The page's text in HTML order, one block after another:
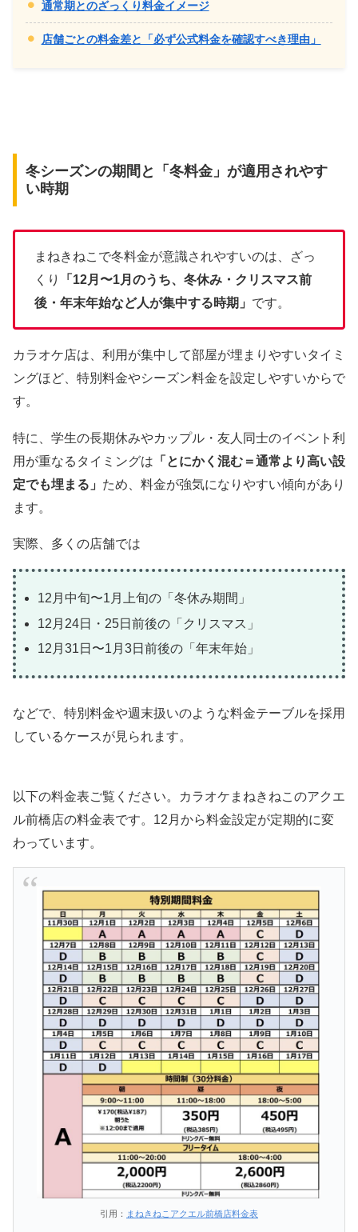
通常期とのざっくり料金イメージ
店舗ごとの料金差と「必ず公式料金を確認すべき理由」
冬シーズンの期間と「冬料金」が適用されやす
い時期
まねきねこで冬料金が意識されやすいのは、ざっ
くり
「12月〜1月のうち、冬休み・クリスマス前
後・年末年始など人が集中する時期」 です。
カラオケ店は、利用が集中して部屋が埋まりやすいタイミ
ングほど、特別料金やシーズン料金を設定しやすいからで
す。
特に、学生の長期休みやカップル・友人同士のイベント利
用が重なるタイミングは 「とにかく混む＝通常より高い設
定でも埋まる」 ため、料金が強気になりやすい傾向があり
ます。
実際、多くの店舗では
12月中旬〜1月上旬の「冬休み期間」
12月24日・25日前後の「クリスマス」
12月31日〜1月3日前後の「年末年始」
などで、特別料金や週末扱いのような料金テーブルを採用
しているケースが見られます。
以下の料金表ご覧ください。カラオケまねきねこのアクエ
ル前橋店の料金表です。12月から料金設定が定期的に変
わっています。
引用： まねきねこアクエル前橋店料金表